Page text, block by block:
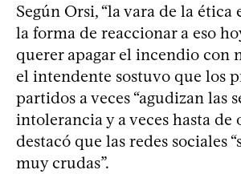
Según Orsi, “la vara de la ética
la forma de reaccionar a eso
querer apagar el incendio con
el intendente sostuvo que los
partidos a veces “agudizan las
intolerancia y a veces hasta de
destacó que las redes sociales
muy crudas”.